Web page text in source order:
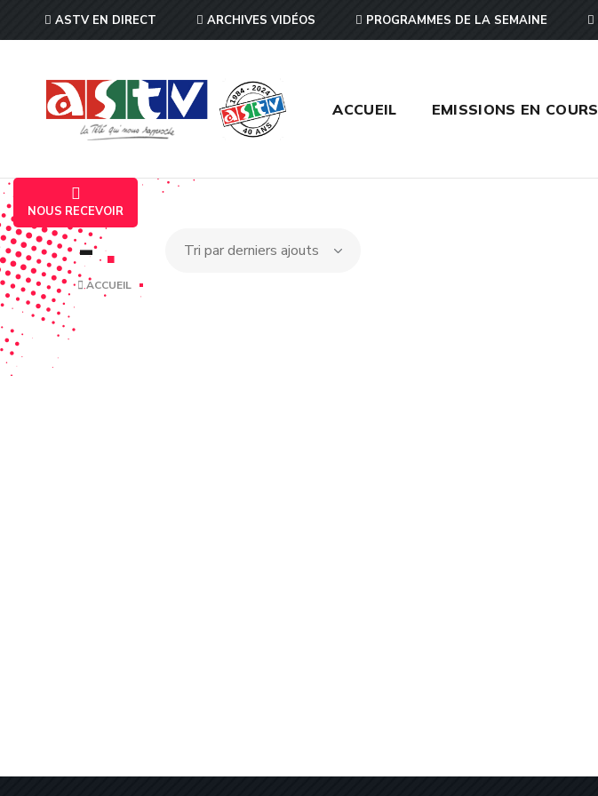
ASTV EN DIRECT ARCHIVES VIDÉOS PROGRAMMES DE LA SEMAINE
ACCUEIL EMISSIONS EN COURS
NOUS RECEVOIR
-.
ACCUEIL